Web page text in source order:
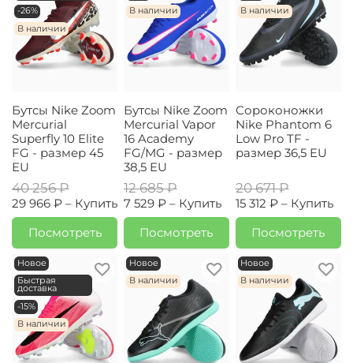
-26%
В наличии
Бутсы Nike Zoom
Mercurial
Superfly 10 Elite
FG - размер 45
EU
40 256 ₽
29 966 ₽ – Купить
Посмотреть
В наличии
Бутсы Nike Zoom
Mercurial Vapor
16 Academy
FG/MG - размер
38,5 EU
12 685 ₽
7 529 ₽ – Купить
Посмотреть
В наличии
Сороконожки
Nike Phantom 6
Low Pro TF -
размер 36,5 EU
20 671 ₽
15 312 ₽ – Купить
Посмотреть
Новое
Быстрая
доставка
-15%
В наличии
Новое
В наличии
Новое
В наличии